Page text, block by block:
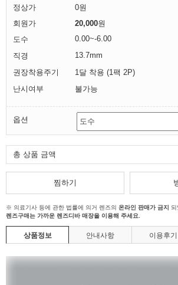
정상가
0원
회원가
20,000원
도수
0.00~-6.00
직경
13.7mm
권장착용주기
1달 착용 (1팩 2P)
난시여부
불가능
옵션
총 상품 금액
찜하기
※ 의료기사 등에 관한 법률에 의거 렌즈의 온라인 판매가 금지
렌즈구매는 가까운 렌즈디바 매장을 이용해 주세요.
상품정보 안내사항 이용후기